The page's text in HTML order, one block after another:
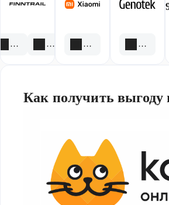
5 акций 1 скидка 1 акция 13
Как получить выгоду